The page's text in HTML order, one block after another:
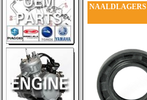
NAALDLAGERS